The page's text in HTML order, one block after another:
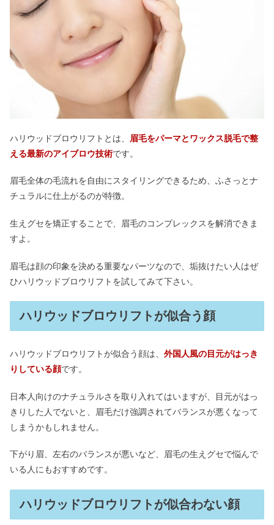
ハリウッドブロウリフトとは、
眉毛をパーマとワックス脱毛で整
える最新のアイブロウ技術です。
眉毛全体の毛流れを自由にスタイリングできるため、ふさっとナ
チュラルに仕上がるのが特徴。
生えグセを矯正することで、眉毛のコンプレックスを解消できま
すよ。
眉毛は顔の印象を決める重要なパーツなので、垢抜けたい人はぜ
ひハリウッドブロウリフトを試してみて下さい。
ハリウッドブロウリフトが似合う顔
ハリウッドブロウリフトが似合う顔は、 外国人風の目元がはっき
りしている顔です。
日本人向けのナチュラルさを取り入れてはいますが、目元がはっ
きりした人でないと、眉毛だけ強調されてバランスが悪くなって
しまうかもしれません。
下がり眉、左右のバランスが悪いなど、眉毛の生えグセで悩んで
いる人にもおすすめです。
ハリウッドブロウリフトが似合わない顔